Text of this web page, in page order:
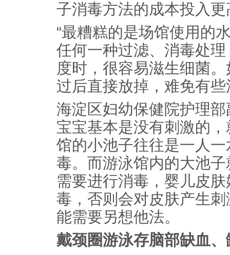
子消毒方法的成本投入更
“最糟糕的是场馆使用的
任何一种过滤、消毒处
度时，很容易滋生细菌
过后直接放掉，难免有些
海淀区妇幼保健院护理
宝宝基本是没有刺激的
馆的小池子往往是一人
毒。而游泳馆内的大池
需要进行消毒，婴儿皮
毒，否则会对皮肤产生
能需要另想他法。
戴颈圈游泳存脑部缺血